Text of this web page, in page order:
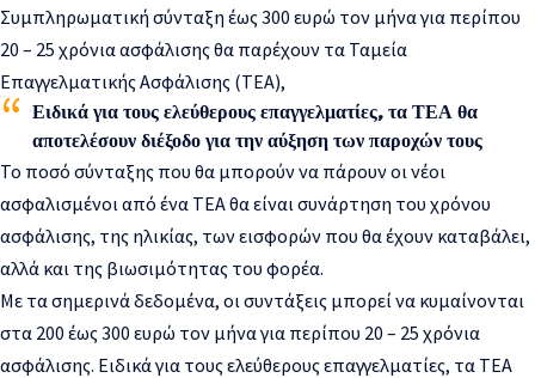
Συμπληρωματική σύνταξη έως 300 ευρώ τον μήνα για περίπου
20 – 25 χρόνια ασφάλισης θα παρέχουν τα Ταμεία
Επαγγελματικής Ασφάλισης (ΤΕΑ),
Ειδικά για τους ελεύθερους επαγγελματίες, τα ΤΕΑ θα
αποτελέσουν διέξοδο για την αύξηση των παροχών τους
Το ποσό σύνταξης που θα μπορούν να πάρουν οι νέοι
ασφαλισμένοι από ένα ΤΕΑ θα είναι συνάρτηση του χρόνου
ασφάλισης, της ηλικίας, των εισφορών που θα έχουν καταβάλει,
αλλά και της βιωσιμότητας του φορέα.
Με τα σημερινά δεδομένα, οι συντάξεις μπορεί να κυμαίνονται
στα 200 έως 300 ευρώ τον μήνα για περίπου 20 – 25 χρόνια
ασφάλισης. Ειδικά για τους ελεύθερους επαγγελματίες, τα ΤΕΑ